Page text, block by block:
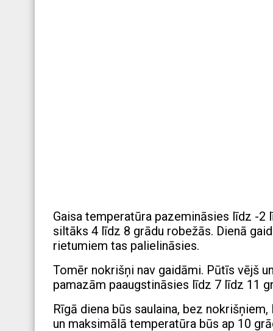
Gaisa temperatūra pazemināsies līdz -
siltāks 4 līdz 8 grādu robežās. Dienā
rietumiem tas palielināsies.
Tomēr nokrišņi nav gaidāmi. Pūtīs vējš
pamazām paaugstināsies līdz 7 līdz 11
Rīgā diena būs saulaina, bez
un maksimālā temperatūra būs ap 10